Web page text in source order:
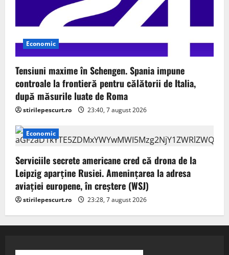
Economic
Tensiuni maxime în Schengen. Spania impune
controale la frontieră pentru călătorii de Italia,
după măsurile luate de Roma
stirilepescurt.ro 23:40, 7 august 2026
Economic
Serviciile secrete americane cred că drona de la
Leipzig aparține Rusiei. Amenințarea la adresa
aviației europene, în creștere (WSJ)
stirilepescurt.ro 23:28, 7 august 2026